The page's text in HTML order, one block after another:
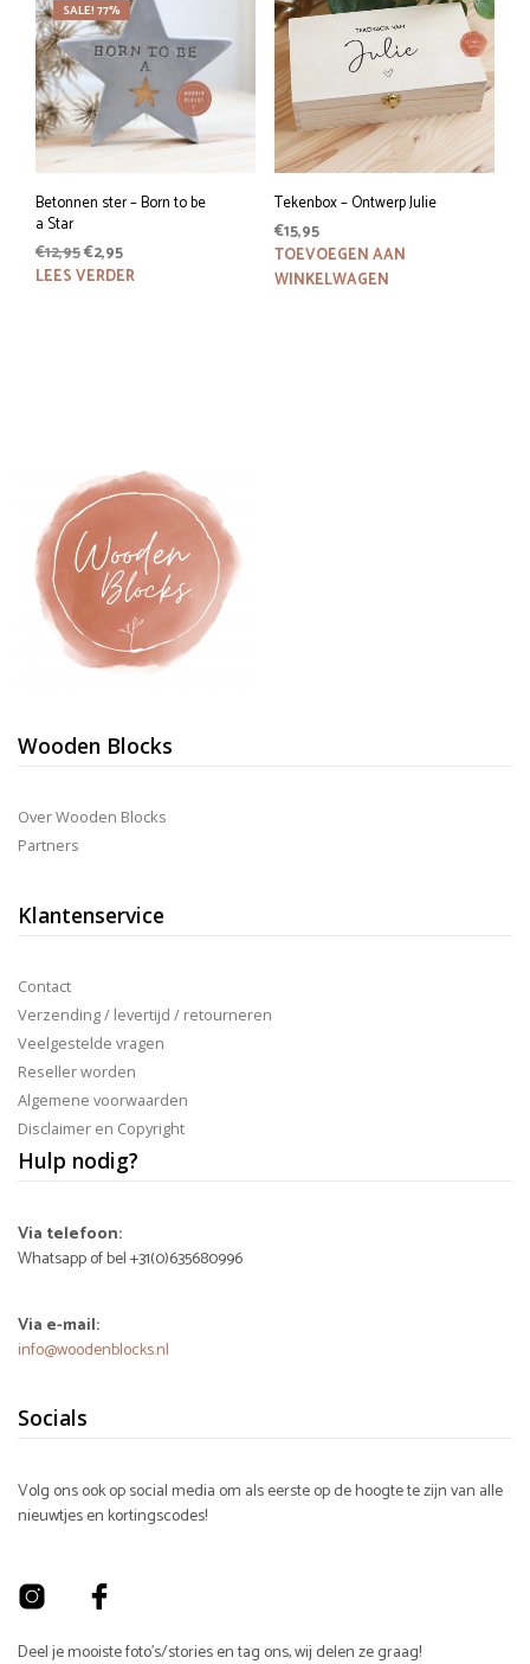
SALE! 77%
Betonnen ster – Born to be
a Star
€12,95Oorspronkelijke
prijs
€2,95Huidige
prijs
LEES VERDER
Tekenbox – Ontwerp Julie
€15,95
TOEVOEGEN AAN
WINKELWAGEN
Wooden Blocks
Over Wooden Blocks
Partners
Klantenservice
Contact
Verzending / levertijd / retourneren
Veelgestelde vragen
Reseller worden
Algemene voorwaarden
Disclaimer en Copyright
Hulp nodig?
Via telefoon:
Whatsapp of bel +31(0)635680996
Via e-mail:
info@woodenblocks.nl
Socials
Volg ons ook op social media om als eerste op de hoogte te zijn van alle
nieuwtjes en kortingscodes!
Deel je mooiste foto's/stories en tag ons, wij delen ze graag!